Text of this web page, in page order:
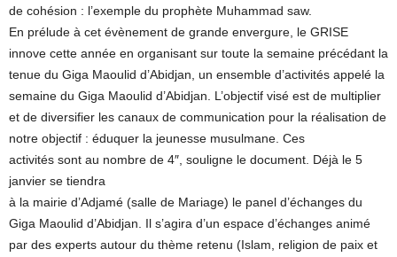
de cohésion : l’exemple du prophète Muhammad saw.
En prélude à cet évènement de grande envergure, le GRISE
innove cette année en organisant sur toute la semaine précédant la
tenue du Giga Maoulid d’Abidjan, un ensemble d’activités appelé la
semaine du Giga Maoulid d’Abidjan. L’objectif visé est de multiplier
et de diversifier les canaux de communication pour la réalisation de
notre objectif : éduquer la jeunesse musulmane. Ces
activités sont au nombre de 4″, souligne le document. Déjà le 5
janvier se tiendra
à la mairie d’Adjamé (salle de Mariage) le panel d’échanges du
Giga Maoulid d’Abidjan. Il s’agira d’un espace d’échanges animé
par des experts autour du thème retenu (Islam, religion de paix et